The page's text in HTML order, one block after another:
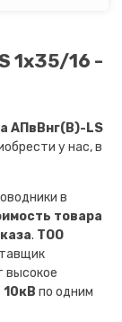
1х35/16 -
АПвВнг(B)-LS
у нас, в
в
товара
. ТОО
высокое
10кВ по одним